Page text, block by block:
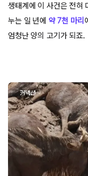
생태계에 이 사건은 전혀
누는 일 년에 약 7천 마리
엄청난 양의 고기가 되죠.